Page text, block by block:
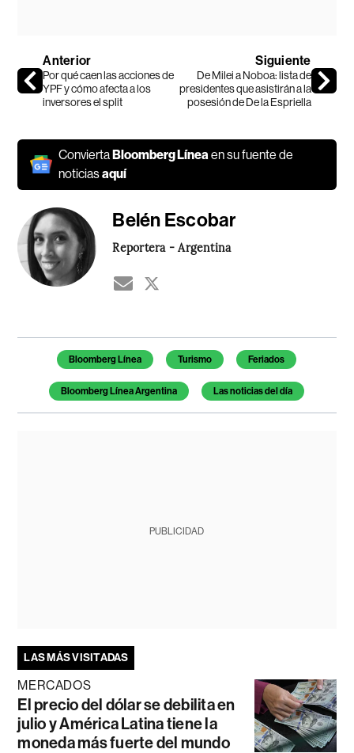
Anterior
Por qué caen las acciones de
YPF y cómo afecta a los
inversores el split
Siguiente
De Milei a Noboa: lista de
presidentes que asistirán a la
posesión de De la Espriella
ConviertaBloomberg Línea en su fuente de
noticiasaquí
Belén Escobar
Reportera - Argentina
Temas de este artículo
Bloomberg Línea Turismo Feriados
Bloomberg Línea Argentina Las noticias del día
PUBLICIDAD
LAS MÁS VISITADAS
MERCADOS
El precio del dólar se debilita en
julio y América Latina tiene la
moneda más fuerte del mundo